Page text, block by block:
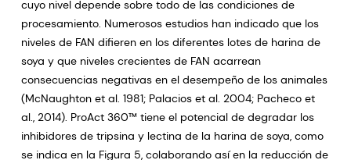
cuyo nivel depende sobre todo de las condiciones de
procesamiento. Numerosos estudios han indicado que los
niveles de FAN difieren en los diferentes lotes de harina de
soya y que niveles crecientes de FAN acarrean
consecuencias negativas en el desempeño de los animales
(McNaughton et al. 1981; Palacios et al. 2004; Pacheco et
al., 2014). ProAct 360™ tiene el potencial de degradar los
inhibidores de tripsina y lectina de la harina de soya, como
se indica en la Figura 5, colaborando así en la reducción de